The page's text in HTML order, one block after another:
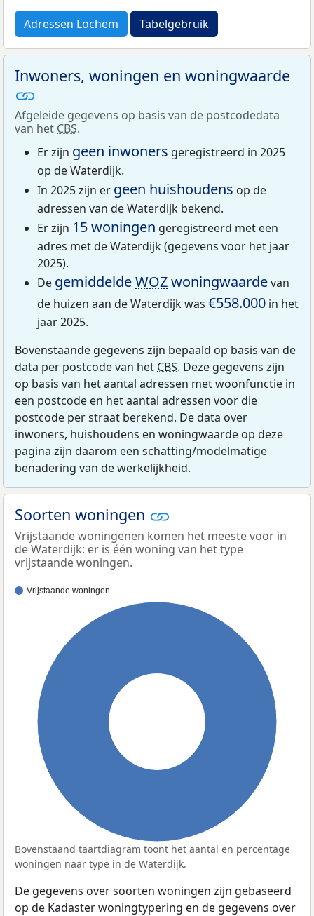
Adressen Lochem Tabelgebruik
Inwoners, woningen en woningwaarde
Afgeleide gegevens op basis van de postcodedata
van het CBS.
Er zijn geen inwoners geregistreerd in 2025
op de Waterdijk.
In 2025 zijn er geen huishoudens op de
adressen van de Waterdijk bekend.
Er zijn 15 woningen geregistreerd met een
adres met de Waterdijk (gegevens voor het jaar
2025).
De gemiddeldeWOZwoningwaardevan
de huizen aan de Waterdijk was €558.000 in het
jaar 2025.
Bovenstaande gegevens zijn bepaald op basis van de
data per postcode van het CBS. Deze gegevens zijn
op basis van het aantal adressen met woonfunctie in
een postcode en het aantal adressen voor die
postcode per straat berekend. De data over
inwoners, huishoudens en woningwaarde op deze
pagina zijn daarom een schatting/modelmatige
benadering van de werkelijkheid.
Soorten woningen
Vrijstaande woningenen komen het meeste voor in
de Waterdijk: er is één woning van het type
vrijstaande woningen.
Vrijstaande woningen
Bovenstaand taartdiagram toont het aantal en percentage
woningen naar type in de Waterdijk.
De gegevens over soorten woningen zijn gebaseerd
op de Kadaster woningtypering en de gegevens over